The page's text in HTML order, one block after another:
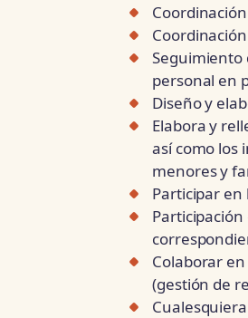
Seguimiento
personal en
Diseño y
Elabora y
así como los
menores y
Participar en
Colaborar
(gestión de